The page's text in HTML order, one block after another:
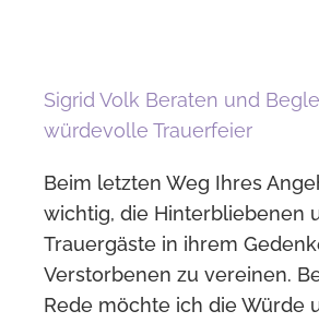
Sigrid Volk Beraten und
würdevolle Trauerfeier
Beim letzten Weg Ihres
wichtig, die Hinterbliebenen
Trauergäste in ihrem
Verstorbenen zu vereinen.
Rede möchte ich die Würde